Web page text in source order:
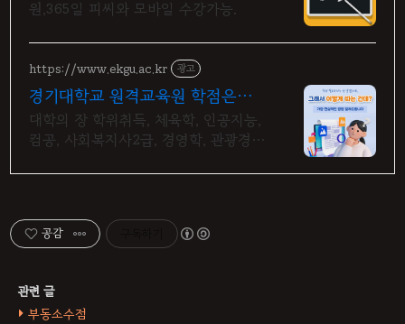
원,365일 피씨와 모바일 수강가능.
https://www.ekgu.ac.kr 광고
경기대학교 원격교육원 학점은행제
100%온라인수업
대학의 장 학위취득, 체육학, 인공지능,
컴공, 사회복지사2급, 경영학, 관광경영
원 진학! 편입학점 취득
공감
부동소수점